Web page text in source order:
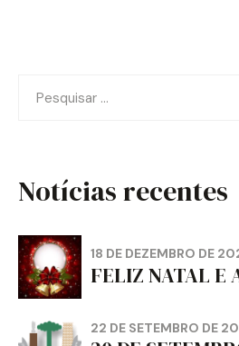
por:
Notícias recentes
18 DE DEZEMBRO DE
FELIZ NATAL E
22 DE SETEMBRO DE